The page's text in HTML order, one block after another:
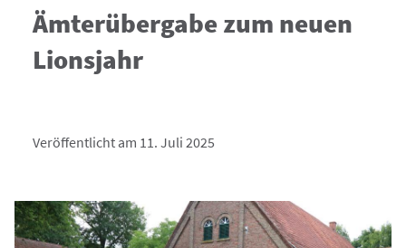
Ämterübergabe zum neuen
Lionsjahr
Veröffentlicht am 11. Juli 2025